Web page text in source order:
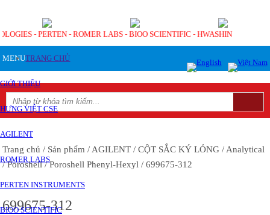
- PERTEN - ROMER LABS - BIOO SCIENTIFIC - HWASHIN
MENUTRANG CHỦ
GIỚI THIỆU
HƯNG VIỆT CSE
AGILENT
ROMER LABS
PERTEN INSTRUMENTS
BIOO SCIENTIFIC
Trang chủ / Sản phẩm / AGILENT / CỘT SẮC KÝ LỎNG / Analytical
/ Poroshell/ Poroshell Phenyl-Hexyl / 699675-312
699675-312